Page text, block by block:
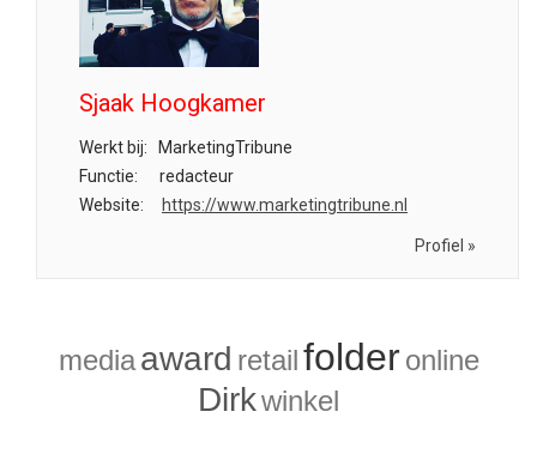
Sjaak Hoogkamer
Werkt bij:
MarketingTribune
Functie:
redacteur
Website:
https://www.marketingtribune.nl
Profiel »
media award retailfolder online
Dirkwinkel